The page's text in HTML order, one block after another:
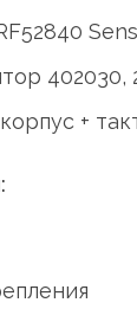
402030,
+